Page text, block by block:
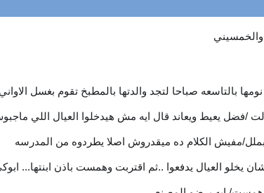
والخمسيني
بالتاسعه صباحا لتجد والدتها بالمطبخ تقوم بغسل
/فضل يعيط ويعاند قال ايه مش هيدخلوا العيال اللي
مفيش الكلام ده ميقدروش اصلا يطردوه من المدرسه
يخلو العيال يدفعوا ..ثم اقتربت وهمست باذن ابنتها...